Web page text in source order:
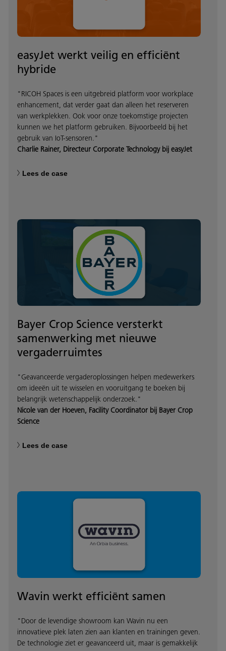
easyJet werkt veilig en efficiënt
hybride
"RICOH Spaces is een uitgebreid platform voor workplace
enhancement, dat verder gaat dan alleen het reserveren
van werkplekken. Ook voor onze toekomstige projecten
kunnen we het platform gebruiken. Bijvoorbeeld bij het
gebruik van IoT-sensoren."
Charlie Rainer, Directeur Corporate Technology bij easyJet
Lees de case
Bayer Crop Science versterkt
samenwerking met nieuwe
vergaderruimtes
"Geavanceerde vergaderoplossingen helpen medewerkers
om ideeën uit te wisselen en vooruitgang te boeken bij
belangrijk wetenschappelijk onderzoek."
Nicole van der Hoeven, Facility Coordinator bij Bayer Crop
Science
Lees de case
Wavin werkt efficiënt samen
"Door de levendige showroom kan Wavin nu een
innovatieve plek laten zien aan klanten en trainingen geven.
De technologie ziet er geavanceerd uit, maar is gemakkelijk